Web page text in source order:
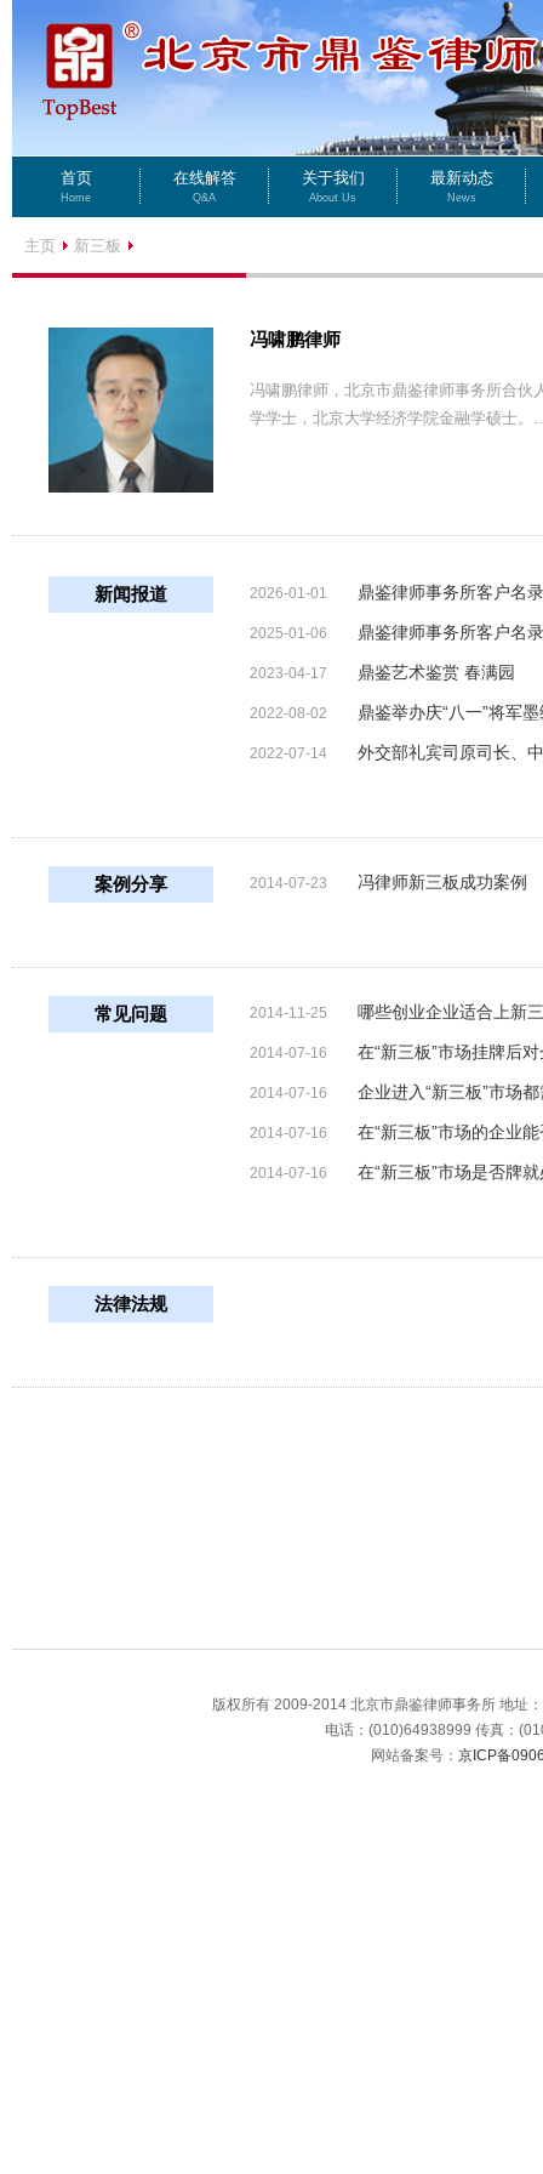
首页
Home
在线解答
Q&A
关于我们
About Us
最新动态
News
主页 新三板
冯啸鹏律师
冯啸鹏律师，北京市鼎鉴律师事务所合
学学士，北京大学经济学院金融学硕士
新闻报道 2026-01-01 鼎鉴律师事务所客户名
2025-01-06 鼎鉴律师事务所客户名
2023-04-17 鼎鉴艺术鉴赏 春满园
2022-08-02 鼎鉴举办庆“八一”将军
2022-07-14 外交部礼宾司原司长、
案例分享 2014-07-23 冯律师新三板成功案例
常见问题 2014-11-25 哪些创业企业适合上新
2014-07-16 在“新三板”市场挂牌后
2014-07-16 企业进入“新三板”市场
2014-07-16 在“新三板”市场的企业
2014-07-16 在“新三板”市场是否牌
法律法规
版权所有 2009-2014 北京市鼎鉴律师事务所 地址
电话：(010)64938999 传真：
网站备案号： 京ICP备